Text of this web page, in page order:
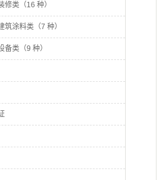
修类（16 种）
筑涂料类（7 种）
备类（9 种）